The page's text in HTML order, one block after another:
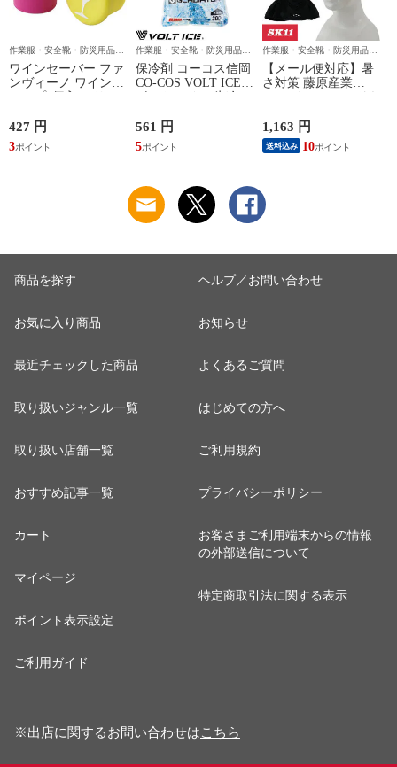
作業服・安全靴・防災用品な
ら作業用品専門店のまもる君
ワインセーバー ファ
ンヴィーノ ワインキ
ャップ2個入 シリコ
427 円
3
作業服・安全靴・防災用品な
ら作業用品専門店のまもる君
保冷剤 コーコス信岡
CO-COS VOLT ICE
ボルトアイス 氷冷
47031 作業着 作業服
春夏
561 円
5
作業服・安全靴・防災用品な
ら作業用品専門店のまもる君
【メール便対応】暑
さ対策 藤原産業
SK11 クールヘッドキ
F、521570-DK-F 夏
用 涼しい
1,163 円
送料込み 10
商品を探す
お気に入り商品
最近チェックした商品
取り扱いジャンル一覧
取り扱い店舗一覧
おすすめ記事一覧
カート
マイページ
ポイント表示設定
ご利用ガイド
ヘルプ／お問い合わせ
お知らせ
よくあるご質問
はじめての方へ
ご利用規約
プライバシーポリシー
お客さまご利用端末からの情報
の外部送信について
特定商取引法に関する表示
※出店に関するお問い合わせはこちら